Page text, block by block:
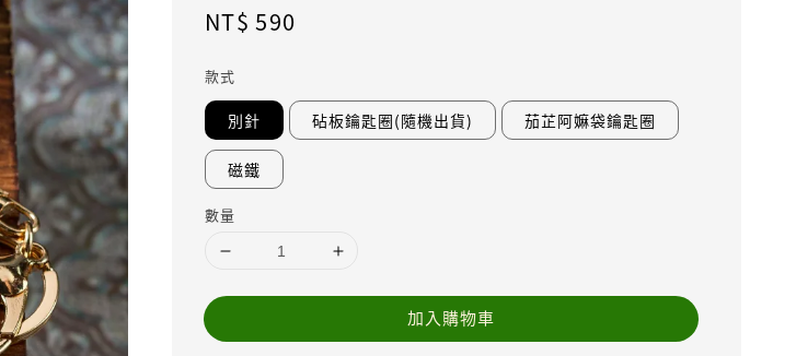
Regular
NT$ 590
款式
別針 砧板鑰匙圈(隨機出貨) 茄芷阿嫲袋鑰匙圈
磁鐵
數量
加入購物車